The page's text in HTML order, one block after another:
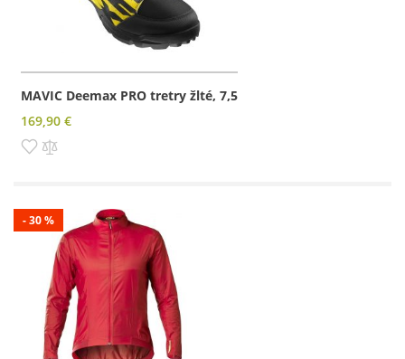
MAVIC Deemax PRO tretry žlté, 7,5
169,90 €
Pridať do zoznamu prianí
- 30 %